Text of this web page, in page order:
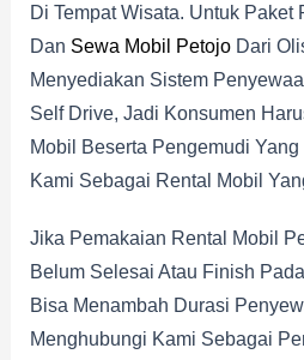
Di Tempat Wisata. Untuk Paket
Dan Sewa Mobil PetojoDari
Menyediakan Sistem
Self Drive, Jadi Konsumen
Mobil Beserta Pengemudi
Kami Sebagai Rental Mobil
Jika Pemakaian Rental Mobil
Belum Selesai Atau Finish
Bisa Menambah Durasi
Menghubungi Kami Sebagai